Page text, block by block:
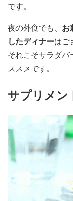
です。
夜の外食でも、 お
したディナーはご
それこそサラダバ
ススメです。
サプリメン